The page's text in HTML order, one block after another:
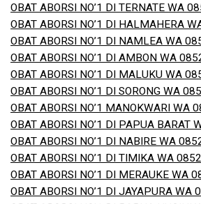
OBAT ABORSI NO’1 DI TERNATE WA
OBAT ABORSI NO’1 DI HALMAHERA
OBAT ABORSI NO’1 DI NAMLEA WA
OBAT ABORSI NO’1 DI AMBON WA
OBAT ABORSI NO’1 DI MALUKU WA
OBAT ABORSI NO’1 DI SORONG WA
OBAT ABORSI NO’1 MANOKWARI WA
OBAT ABORSI NO’1 DI PAPUA
OBAT ABORSI NO’1 DI NABIRE WA
OBAT ABORSI NO’1 DI TIMIKA WA
OBAT ABORSI NO’1 DI MERAUKE WA
OBAT ABORSI NO’1 DI JAYAPURA